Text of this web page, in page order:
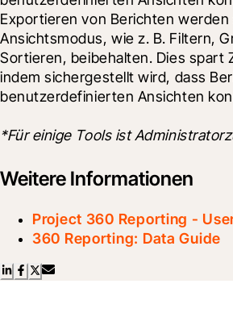
Exportieren von Berichten werden
Ansichtsmodus, wie z. B. Filtern,
Sortieren, beibehalten. Dies spart
indem sichergestellt wird, dass
benutzerdefinierten Ansichten
*Für einige Tools ist
Weitere Informationen
Project 360 Reporting -
360 Reporting: Data Guide